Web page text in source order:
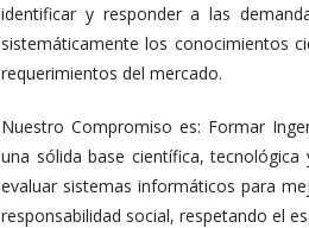
identificar y responder a las
sistemáticamente los conocimientos
requerimientos del mercado.
Nuestro Compromiso es: Formar
una sólida base científica,
evaluar sistemas informáticos para
responsabilidad social, respetando el